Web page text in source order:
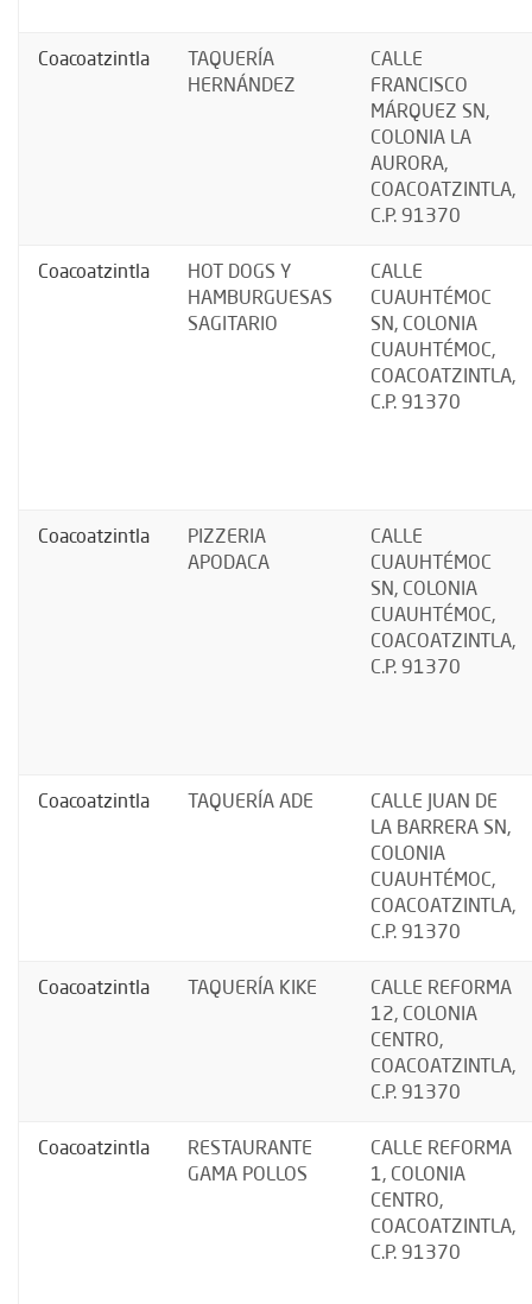
Coacoatzintla
TAQUERÍA
HERNÁNDEZ
CALLE
FRANCISCO
MÁRQUEZ SN,
COLONIA LA
AURORA,
COACOATZINTLA,
C.P. 91370
Coacoatzintla
HOT DOGS Y
HAMBURGUESAS
SAGITARIO
CALLE
CUAUHTÉMOC
SN, COLONIA
CUAUHTÉMOC,
COACOATZINTLA,
C.P. 91370
Coacoatzintla
PIZZERIA
APODACA
CALLE
CUAUHTÉMOC
SN, COLONIA
CUAUHTÉMOC,
COACOATZINTLA,
C.P. 91370
Coacoatzintla TAQUERÍA ADE
CALLE JUAN DE
LA BARRERA SN,
COLONIA
CUAUHTÉMOC,
COACOATZINTLA,
C.P. 91370
Coacoatzintla TAQUERÍA KIKE
CALLE REFORMA
12, COLONIA
CENTRO,
COACOATZINTLA,
C.P. 91370
Coacoatzintla
RESTAURANTE
GAMA POLLOS
CALLE REFORMA
1, COLONIA
CENTRO,
COACOATZINTLA,
C.P. 91370